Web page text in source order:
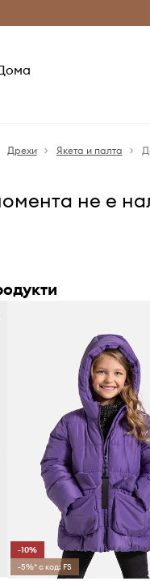
Безплатни
Дрехи Якета и палта
не е
-10%
-5%* с код: FS